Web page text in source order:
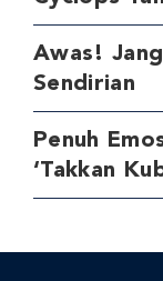
Awas!
Sendirian
Penuh
‘Takkan